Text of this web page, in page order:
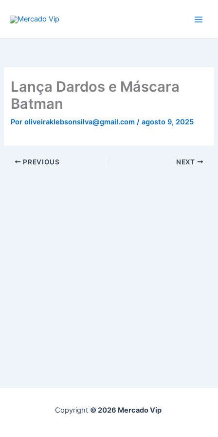
para
conteúdo
Lança Dardos e Máscara
Batman
Poroliveiraklebsonsilva@gmail.com/agosto 9, 2025
PREVIOUS NEXT
Copyright © 2026 Mercado Vip